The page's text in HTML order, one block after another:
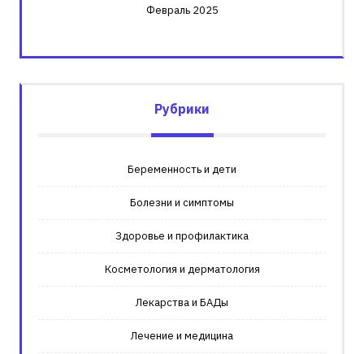
Февраль 2025
Рубрики
Беременность и дети
Болезни и симптомы
Здоровье и профилактика
Косметология и дерматология
Лекарства и БАДы
Лечение и медицина